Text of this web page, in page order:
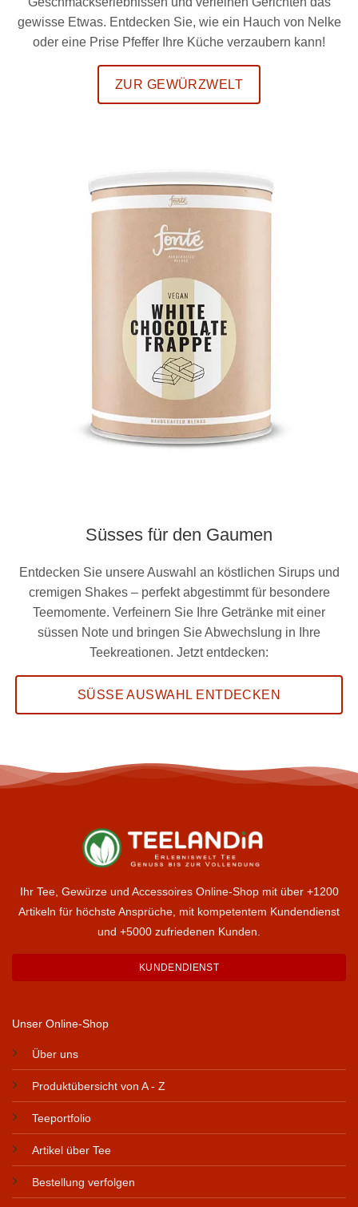
gewisse Etwas. Entdecken Sie, wie ein Hauch von Nelke
oder eine Prise Pfeffer Ihre Küche verzaubern kann!
ZUR GEWÜRZWELT
Süsses für den Gaumen
Entdecken Sie unsere Auswahl an köstlichen Sirups und
cremigen Shakes – perfekt abgestimmt für besondere
Teemomente. Verfeinern Sie Ihre Getränke mit einer
süssen Note und bringen Sie Abwechslung in Ihre
Teekreationen. Jetzt entdecken:
SÜSSE AUSWAHL ENTDECKEN
Ihr Tee, Gewürze und Accessoires Online-Shop mit über +1200
Artikeln für höchste Ansprüche, mit kompetentem Kundendienst
und +5000 zufriedenen Kunden.
KUNDENDIENST
Unser Online-Shop
Über uns
Produktübersicht von A - Z
Teeportfolio
Artikel über Tee
Bestellung verfolgen